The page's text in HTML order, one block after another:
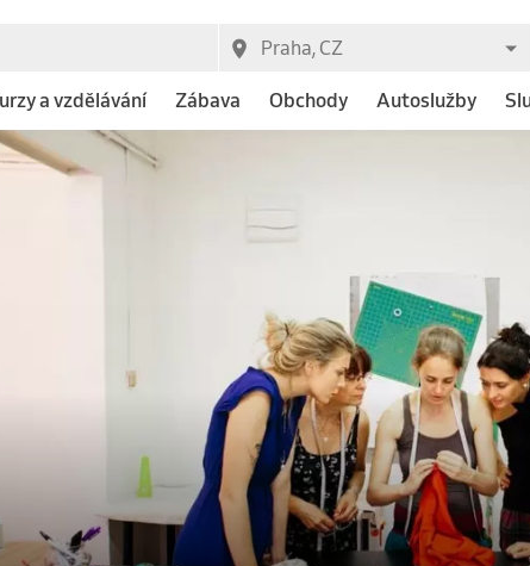
a vzdělávání Zábava Obchody Autoslužby